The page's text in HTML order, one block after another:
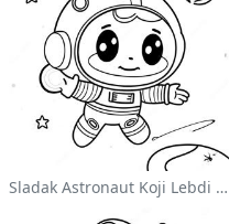
Sladak Astronaut Koji Lebdi U Svemiru Na Stranici Za Bojanje